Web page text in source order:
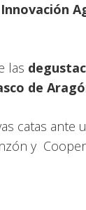
las
de
catas
y